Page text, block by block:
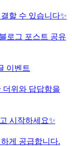
할 수 있습니다✨
로그 포스트 공유
이벤트
더위와 답답함을
시작하세요✨
게 공급합니다.